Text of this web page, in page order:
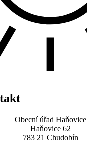
Obecní úřad Haňovice
Haňovice 62
783 21 Chudobín